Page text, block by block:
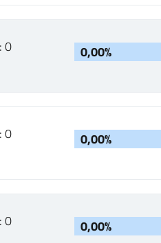
0 0,00%
0 0,00%
0 0,00%